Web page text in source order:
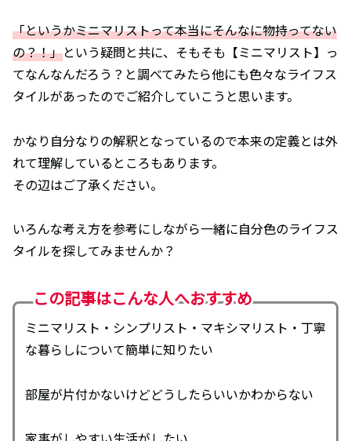
「というかミニマリストって本当にそんなに物持ってない
の？！」という疑問と共に、そもそも【ミニマリスト】っ
てなんなんだろう？と調べてみたら他にも色々なライフス
タイルがあったのでご紹介していこうと思います。
かなり自分なりの解釈となっているので本来の定義とは外
れて理解しているところもあります。
その辺はご了承ください。
いろんな考え方を参考にしながら一緒に自分色のライフス
タイルを探してみませんか？
この記事はこんな人へおすすめ
ミニマリスト・シンプリスト・マキシマリスト・丁寧
な暮らしについて簡単に知りたい
部屋が片付かないけどどうしたらいいかわからない